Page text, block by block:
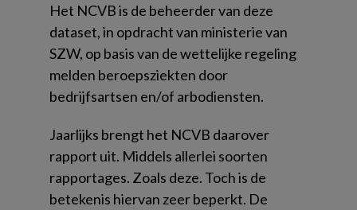
Het NCVB is de beheerder van deze
dataset, in opdracht van ministerie van
SZW, op basis van de wettelijke regeling
melden beroepsziekten door
bedrijfsartsen en/of arbodiensten.
Jaarlijks brengt het NCVB daarover
rapport uit. Middels allerlei soorten
rapportages. Zoals deze. Toch is de
betekenis hiervan zeer beperkt. De